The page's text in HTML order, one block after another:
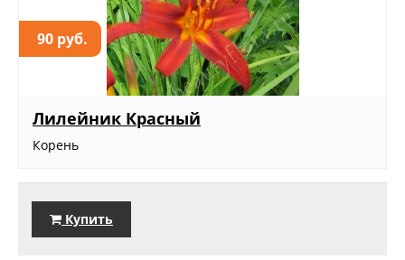
90 руб.
Лилейник Красный
Корень
Купить